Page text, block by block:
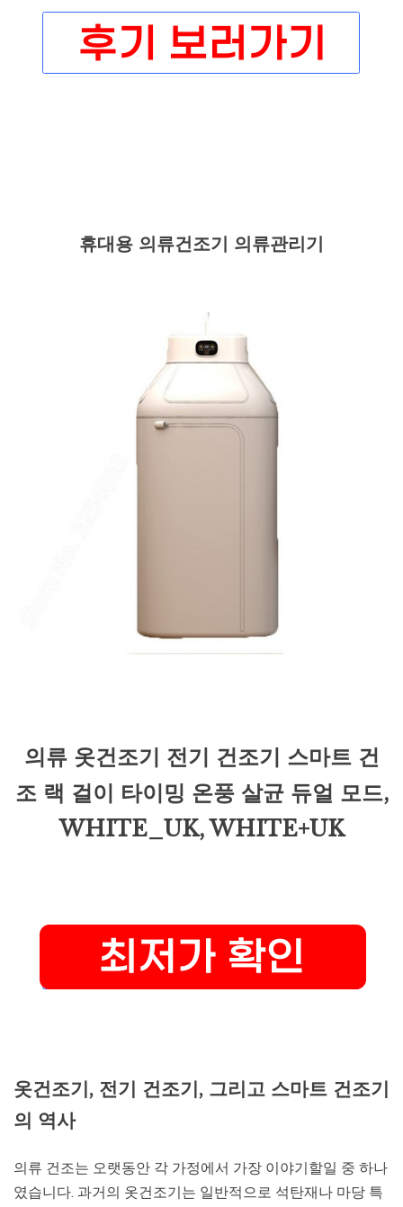
휴대용 의류건조기 의류관리기
의류 옷건조기 전기 건조기 스마트 건
조 랙 걸이 타이밍 온풍 살균 듀얼 모드,
WHITE_UK, WHITE+UK
옷건조기, 전기 건조기, 그리고 스마트 건조기
의 역사
의류 건조는 오랫동안 각 가정에서 가장 이야기할일 중 하나
였습니다. 과거의 옷건조기는 일반적으로 석탄재나 마당 특